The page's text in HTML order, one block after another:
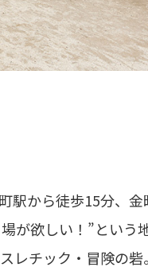
駅から徒歩15分、金
が欲しい！”という
レチック・冒険の